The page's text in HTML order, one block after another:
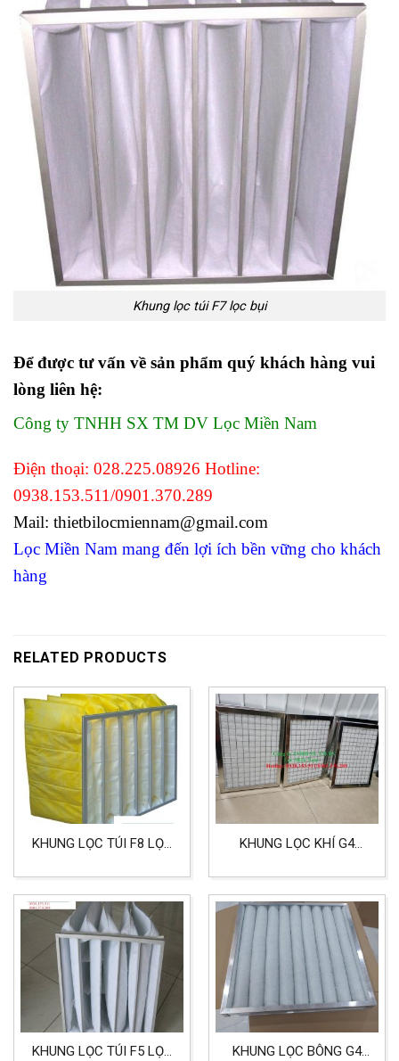
Khung lọc túi F7 lọc bụi
Để được tư vấn về sản phẩm quý khách hàng vui
lòng liên hệ:
Công ty TNHH SX TM DV Lọc Miền Nam
Điện thoại: 028.225.08926 Hotline:
0938.153.511/0901.370.289
Mail: thietbilocmiennam@gmail.com
Lọc Miền Nam mang đến lợi ích bền vững cho khách
hàng
RELATED PRODUCTS
KHUNG LỌC TÚI F8 LỌC
KHUNG LỌC KHÍ G4
SẠCH, LỌC BỤI CHO
MÁY, PHÒNG SẢN XUẤT
KHUNG LỌC TÚI F5 LỌC
KHUNG LỌC BÔNG G4